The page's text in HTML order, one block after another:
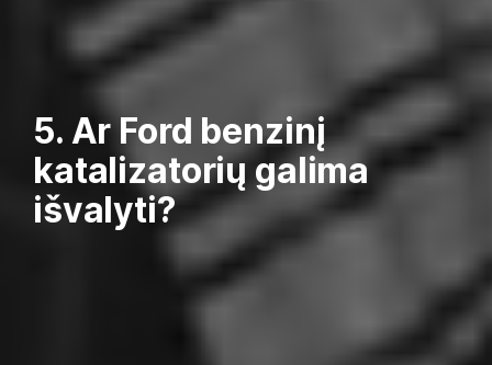
5. Ar Ford benzinį
katalizatorių galima
išvalyti?